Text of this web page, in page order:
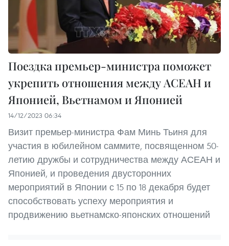
Поездка премьер-министра поможет
укрепить отношения между АСЕАН и
Японией, Вьетнамом и Японией
14/12/2023 06:34
Визит премьер-министра Фам Минь Тьиня для
участия в юбилейном саммите, посвященном 50-
летию дружбы и сотрудничества между АСЕАН и
Японией, и проведения двусторонних
мероприятий в Японии с 15 по 18 декабря будет
способствовать успеху мероприятия и
продвижению вьетнамско-японских отношений